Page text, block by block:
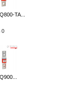
TA...
0